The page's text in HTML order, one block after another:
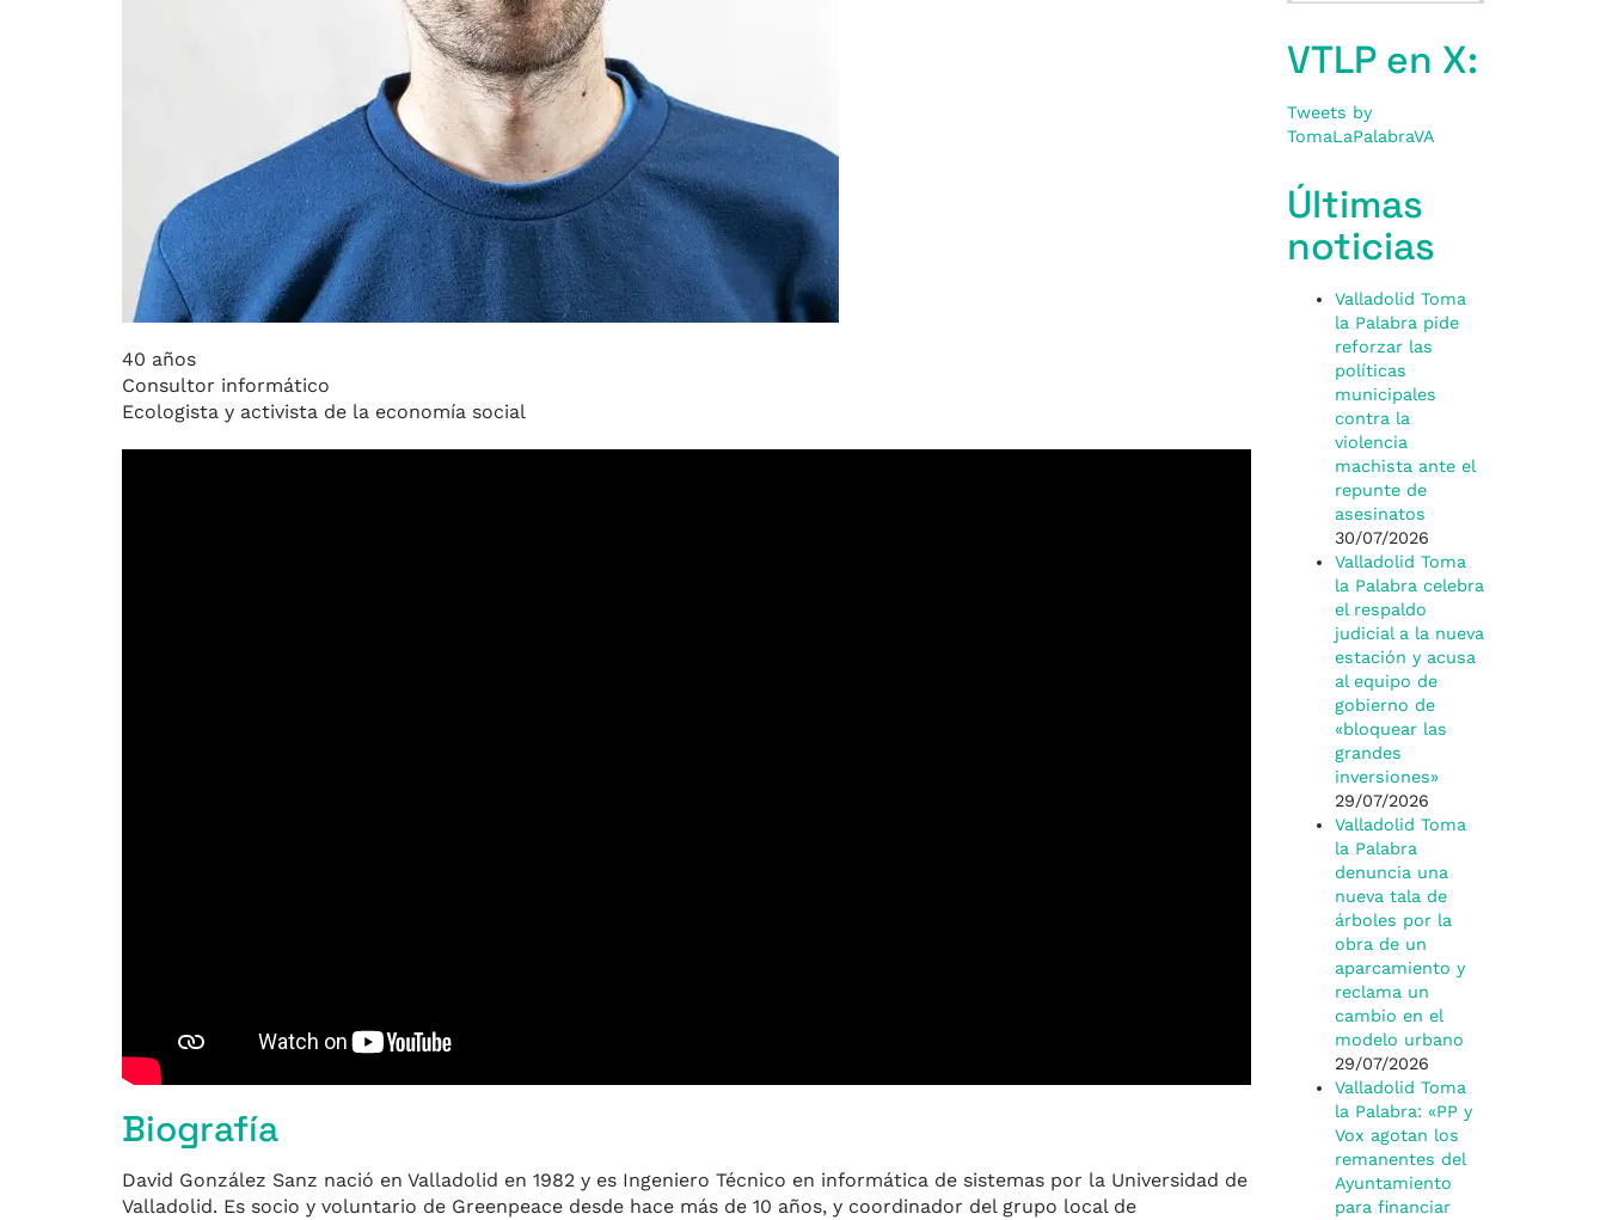
40 años
Consultor informático
Ecologista y activista de la economía social
Biografía
David González Sanz nació en Valladolid en 1982 y es Ingeniero Técnico en informática de sistemas por la Universidad de
Valladolid. Es socio y voluntario de Greenpeace desde hace más de 10 años, y coordinador del grupo local de
VTLP en X:
Tweets by
TomaLaPalabraVA
Últimas
noticias
Valladolid Toma
la Palabra pide
reforzar las
políticas
municipales
contra la
violencia
machista ante el
repunte de
asesinatos
30/07/2026
Valladolid Toma
la Palabra celebra
el respaldo
judicial a la nueva
estación y acusa
al equipo de
gobierno de
«bloquear las
grandes
inversiones»
29/07/2026
Valladolid Toma
la Palabra
denuncia una
nueva tala de
árboles por la
obra de un
aparcamiento y
reclama un
cambio en el
modelo urbano
29/07/2026
Valladolid Toma
la Palabra: «PP y
Vox agotan los
remanentes del
Ayuntamiento
para financiar